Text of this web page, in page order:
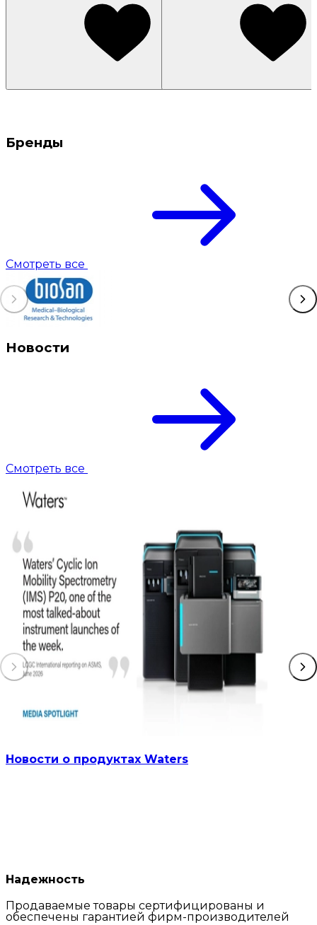
Бренды
Смотреть все
Новости
Смотреть все
Новости о продуктах Waters
Надежность
Продаваемые товары сертифицированы и
обеспечены гарантией фирм-производителей